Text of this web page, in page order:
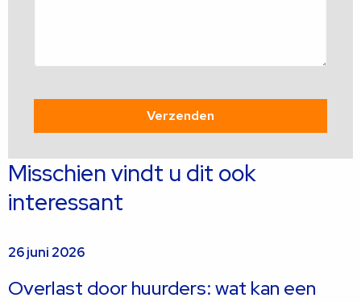
Misschien vindt u dit ook
interessant
26 juni 2026
Overlast door huurders: wat kan een